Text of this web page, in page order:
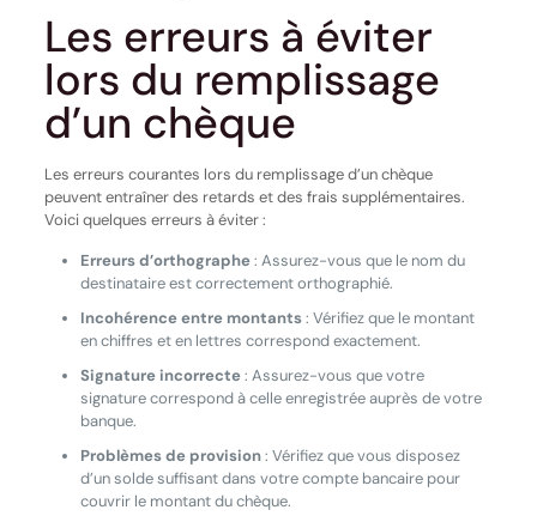
Les erreurs à éviter
lors du remplissage
d’un chèque
Les erreurs courantes lors du remplissage d’un chèque
peuvent entraîner des retards et des frais supplémentaires.
Voici quelques erreurs à éviter :
Erreurs d’orthographe: Assurez-vous que le nom du
destinataire est correctement orthographié.
Incohérence entre montants: Vérifiez que le montant
en chiffres et en lettres correspond exactement.
Signature incorrecte: Assurez-vous que votre
signature correspond à celle enregistrée auprès de votre
banque.
Problèmes de provision: Vérifiez que vous disposez
d’un solde suffisant dans votre compte bancaire pour
couvrir le montant du chèque.